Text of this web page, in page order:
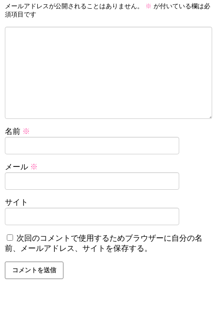
メールアドレスが公開されることはありません。 ※ が付いている欄は必
須項目です
名前 ※
メール ※
サイト
次回のコメントで使用するためブラウザーに自分の名
前、メールアドレス、サイトを保存する。